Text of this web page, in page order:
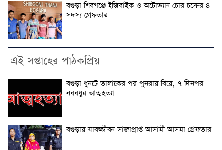
বগুড়া শিবগঞ্জে ইজিবাইক ও অটোভ্যান চোর চক্রের ৪
সদস্য গ্রেফতার
এই সপ্তাহের পাঠকপ্রিয়
বগুড়া ধুনটে তালাকের পর পুনরায় বিয়ে, ৭ দিনপর
নববধুর আত্মহত্যা
বগুড়ায় যাবজ্জীবন সাজাপ্রাপ্ত আসামী আসমা গ্রেফতার